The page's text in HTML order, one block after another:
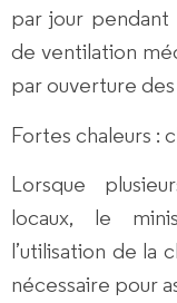
par jour pendant
de ventilation
par ouverture
Fortes chaleurs :
Lorsque
locaux, le
l’utilisation de la
nécessaire pour